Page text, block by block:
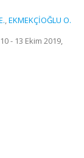
,EKMEKÇİOĞLU O.
- 13 Ekim 2019,